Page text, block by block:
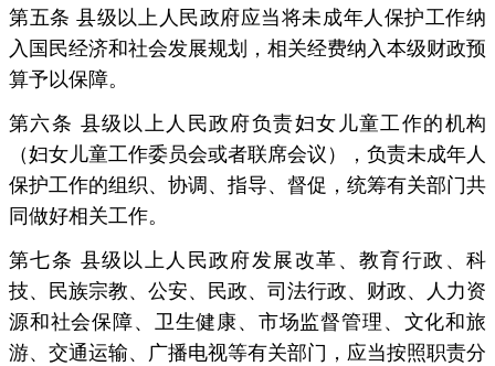
第五条 县级以上人民政府应当将未成年人保护工作纳
入国民经济和社会发展规划，相关经费纳入本级财政预
算予以保障。
第六条 县级以上人民政府负责妇女儿童工作的机构
（妇女儿童工作委员会或者联席会议），负责未成年人
保护工作的组织、协调、指导、督促，统筹有关部门共
同做好相关工作。
第七条 县级以上人民政府发展改革、教育行政、科
技、民族宗教、公安、民政、司法行政、财政、人力资
源和社会保障、卫生健康、市场监督管理、文化和旅
游、交通运输、广播电视等有关部门，应当按照职责分